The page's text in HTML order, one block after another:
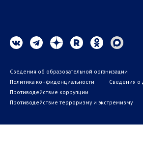
Сведения об образовательной организации
Политика конфиденциальности
Сведения о
Противодействие коррупции
Противодействие терроризму и экстремизму